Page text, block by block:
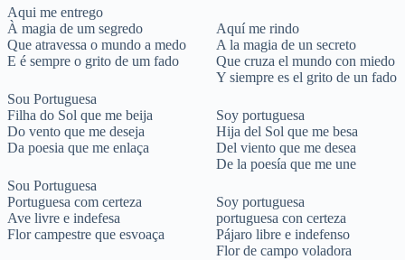
Aqui me entrego
À magia de um segredo
Que atravessa o mundo a medo
E é sempre o grito de um fado
Sou Portuguesa
Filha do Sol que me beija
Do vento que me deseja
Da poesia que me enlaça
Sou Portuguesa
Portuguesa com certeza
Ave livre e indefesa
Flor campestre que esvoaça
Aquí me rindo
A la magia de un secreto
Que cruza el mundo con miedo
Y siempre es el grito de un fado
Soy portuguesa
Hija del Sol que me besa
Del viento que me desea
De la poesía que me une
Soy portuguesa
portuguesa con certeza
Pájaro libre e indefenso
Flor de campo voladora